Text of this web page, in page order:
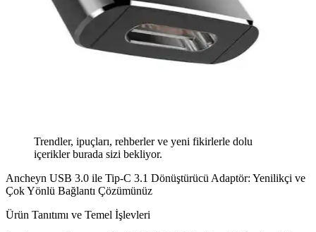
Trendler, ipuçları, rehberler ve yeni fikirlerle dolu
içerikler burada sizi bekliyor.
Ancheyn USB 3.0 ile Tip-C 3.1 Dönüştürücü Adaptör: Yenilikçi ve
Çok Yönlü Bağlantı Çözümünüz
Ürün Tanıtımı ve Temel İşlevleri